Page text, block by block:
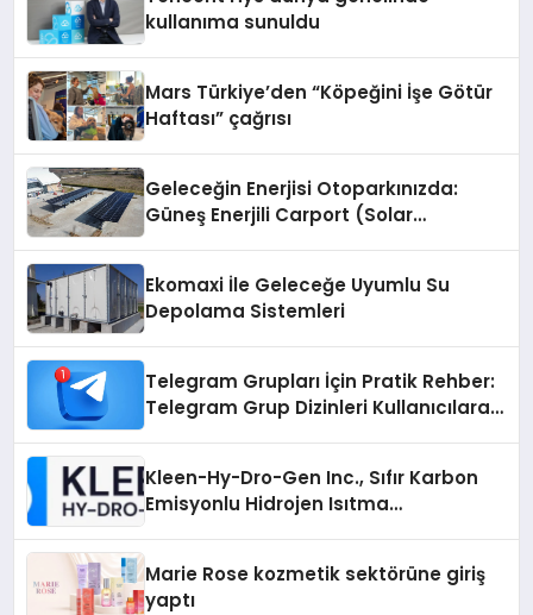
kullanıma sunuldu
Mars Türkiye’den “Köpeğini İşe Götür
Haftası” çağrısı
Geleceğin Enerjisi Otoparkınızda:
Güneş Enerjili Carport (Solar
Ekomaxi İle Geleceğe Uyumlu Su
Depolama Sistemleri
Telegram Grupları İçin Pratik Rehber:
Telegram Grup Dizinleri Kullanıcılara
Kleen-Hy-Dro-Gen Inc., Sıfır Karbon
Emisyonlu Hidrojen Isıtma
Marie Rose kozmetik sektörüne giriş
yaptı